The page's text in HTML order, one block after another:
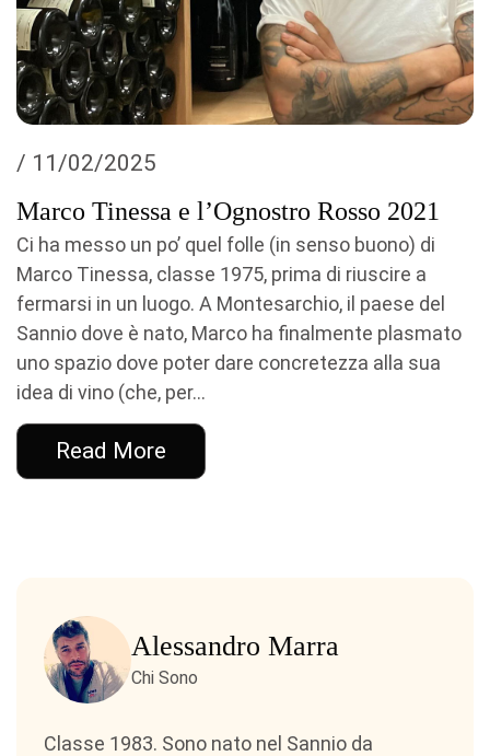
/ 11/02/2025
Marco Tinessa e l’Ognostro Rosso 2021
Ci ha messo un po’ quel folle (in senso buono) di
Marco Tinessa, classe 1975, prima di riuscire a
fermarsi in un luogo. A Montesarchio, il paese del
Sannio dove è nato, Marco ha finalmente plasmato
uno spazio dove poter dare concretezza alla sua
idea di vino (che, per...
Read More
Alessandro Marra
Chi Sono
Classe 1983. Sono nato nel Sannio da